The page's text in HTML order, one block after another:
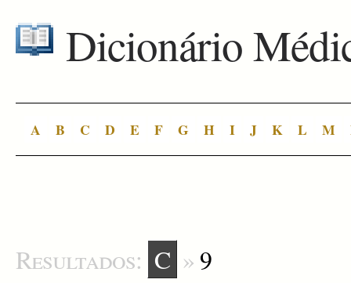
Dicionário
A B C D E F G H I J K L M
Resultados: C » 9